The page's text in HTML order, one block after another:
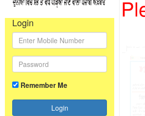
Login
Remember Me